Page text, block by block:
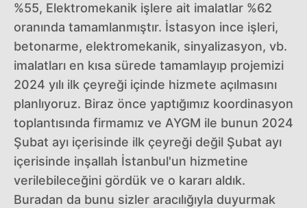
%55, Elektromekanik işlere ait imalatlar %62
oranında tamamlanmıştır. İstasyon ince işleri,
betonarme, elektromekanik, sinyalizasyon, vb.
imalatları en kısa sürede tamamlayıp projemizi
2024 yılı ilk çeyreği içinde hizmete açılmasını
planlıyoruz. Biraz önce yaptığımız koordinasyon
toplantısında firmamız ve AYGM ile bunun 2024
Şubat ayı içerisinde ilk çeyreği değil Şubat ayı
içerisinde inşallah İstanbul'un hizmetine
verilebileceğini gördük ve o kararı aldık.
Buradan da bunu sizler aracılığıyla duyurmak